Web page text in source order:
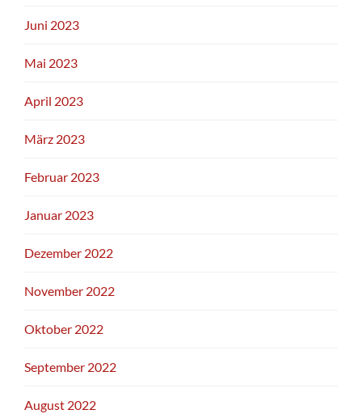
Juni 2023
Mai 2023
April 2023
März 2023
Februar 2023
Januar 2023
Dezember 2022
November 2022
Oktober 2022
September 2022
August 2022